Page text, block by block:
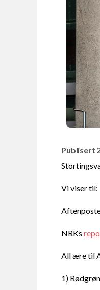
Publisert
Vi viser til:
NRKs
All ære til
1)